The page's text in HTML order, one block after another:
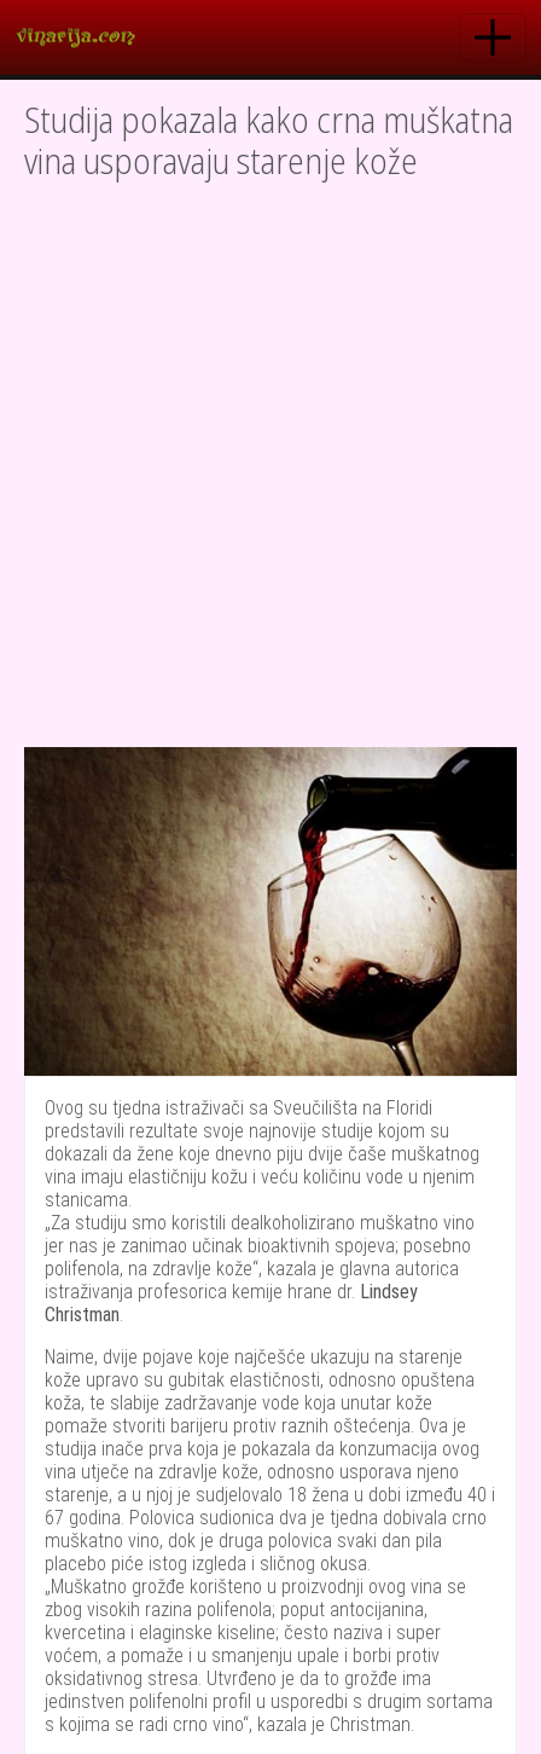
Studija pokazala kako crna muškatna
vina usporavaju starenje kože
Ovog su tjedna istraživači sa Sveučilišta na Floridi
predstavili rezultate svoje najnovije studije kojom su
dokazali da žene koje dnevno piju dvije čaše muškatnog
vina imaju elastičniju kožu i veću količinu vode u njenim
stanicama.
Za studiju smo koristili dealkoholizirano muškatno vino
jer nas je zanimao učinak bioaktivnih spojeva; posebno
polifenola, na zdravlje kože , kazala je glavna autorica
istraživanja profesorica kemije hrane dr. Lindsey
Christman.
Naime, dvije pojave koje najčešće ukazuju na starenje
kože upravo su gubitak elastičnosti, odnosno opuštena
koža, te slabije zadržavanje vode koja unutar kože
pomaže stvoriti barijeru protiv raznih oštećenja. Ova je
studija inače prva koja je pokazala da konzumacija ovog
vina utječe na zdravlje kože, odnosno usporava njeno
starenje, a u njoj je sudjelovalo 18 žena u dobi između 40 i
67 godina. Polovica sudionica dva je tjedna dobivala crno
muškatno vino, dok je druga polovica svaki dan pila
placebo piće istog izgleda i sličnog okusa.
Muškatno grožđe korišteno u proizvodnji ovog vina se
zbog visokih razina polifenola; poput antocijanina,
kvercetina i elaginske kiseline; često naziva i super
voćem, a pomaže i u smanjenju upale i borbi protiv
oksidativnog stresa. Utvrđeno je da to grožđe ima
jedinstven polifenolni profil u usporedbi s drugim sortama
s kojima se radi crno vino , kazala je Christman.